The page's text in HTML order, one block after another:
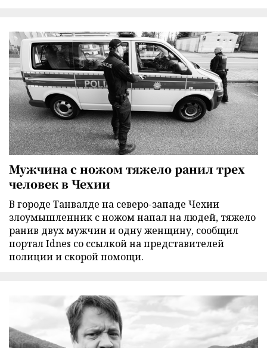
Мужчина с ножом тяжело ранил трех
человек в Чехии
В городе Танвалде на северо-западе Чехии
злоумышленник с ножом напал на людей, тяжело
ранив двух мужчин и одну женщину, сообщил
портал Idnes со ссылкой на представителей
полиции и скорой помощи.